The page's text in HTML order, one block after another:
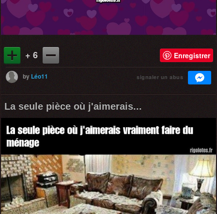
+ 6 Enregistrer
by Léo11 signaler un abus
La seule pièce où j'aimerais...